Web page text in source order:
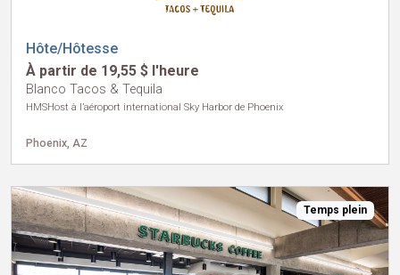
Hôte/Hôtesse
À partir de 19,55 $ l'heure
Blanco Tacos & Tequila
HMSHost à l’aéroport international Sky Harbor de Phoenix
Phoenix, AZ
Temps plein